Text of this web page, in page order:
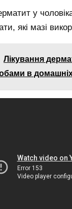
у
які мазі
Лікування
в